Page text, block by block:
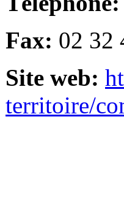
Fax: 02 32
Site web:
territoire/